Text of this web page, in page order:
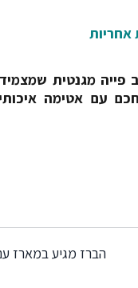
פייה מגנטית
חכם עם אטימה
הברז מגיע במארז